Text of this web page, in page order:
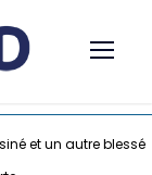
et un autre blessé